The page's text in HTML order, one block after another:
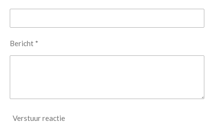
Bericht *
Verstuur reactie